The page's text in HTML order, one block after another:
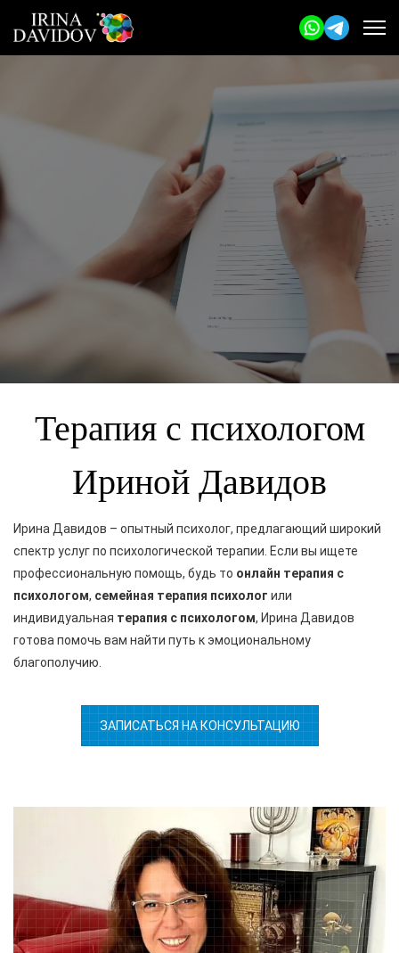
Терапия с психологом
Ириной Давидов
Ирина Давидов – опытный психолог, предлагающий широкий
спектр услуг по психологической терапии. Если вы ищете
профессиональную помощь, будь то онлайн терапия с
психологом, семейная терапия психолог или
индивидуальная терапия с психологом, Ирина Давидов
готова помочь вам найти путь к эмоциональному
благополучию.
ЗАПИСАТЬСЯ НА КОНСУЛЬТАЦИЮ